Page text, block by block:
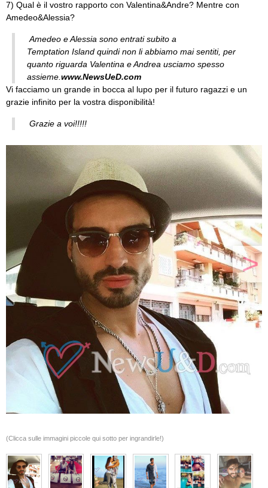
7) Qual è il vostro rapporto con Valentina&Andre? Mentre con
Amedeo&Alessia?
Amedeo e Alessia sono entrati subito a
Temptation Island quindi non li abbiamo mai sentiti, per
quanto riguarda Valentina e Andrea usciamo spesso
assieme. www.NewsUeD.com
Vi facciamo un grande in bocca al lupo per il futuro ragazzi e un
grazie infinito per la vostra disponibilità!
Grazie a voi!!!!!
>
(Clicca sulle immagini piccole qui sotto per ingrandirle!)